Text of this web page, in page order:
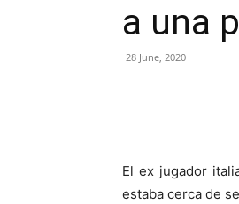
a una
28 June, 2020
El ex jugador
estaba cerca de